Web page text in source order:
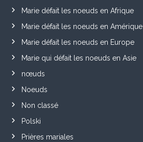
Marie défait les noeuds en Afrique
Marie défait les noeuds en Amérique
Marie défait les noeuds en Europe
Marie qui défait les noeuds en Asie
nœuds
Noeuds
Non classé
Polski
Prières mariales